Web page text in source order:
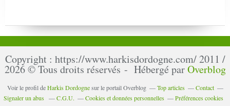
Copyright : https://www.harkisdordogne.com/ 2011 /
2026 © Tous droits réservés - Hébergé parOverblog
Voir le profil deHarkis Dordognesur le portail Overblog Top articles
Contact
Signaler un abus
C.G.U. Cookies et données personnelles Préférences cookies